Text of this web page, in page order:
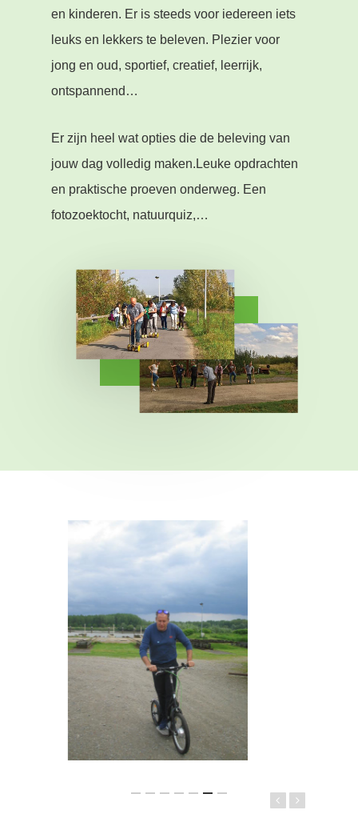
en kinderen. Er is steeds voor iedereen iets
leuks en lekkers te beleven. Plezier voor
jong en oud, sportief, creatief, leerrijk,
ontspannend…
Er zijn heel wat opties die de beleving van
jouw dag volledig maken.Leuke opdrachten
en praktische proeven onderweg. Een
fotozoektocht, natuurquiz,…